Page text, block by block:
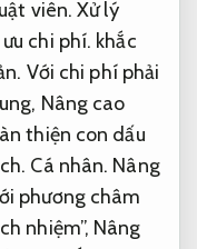
viên. Xử lý
chi phí. khắc
Với chi phí phải
Nâng cao
thiện con dấu
Cá nhân. Nâng
phương châm
nhiệm”, Nâng